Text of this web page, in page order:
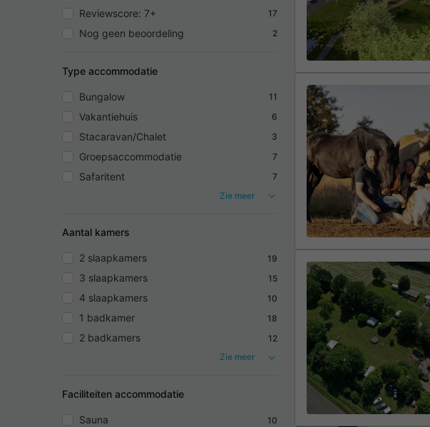
Reviewscore: 7+ 17
Nog geen beoordeling 2
Type accommodatie
Bungalow 11
Vakantiehuis 6
Stacaravan/Chalet 3
Groepsaccommodatie 7
Safaritent
7
Zie meer
Aantal kamers
2 slaapkamers 19
3 slaapkamers 15
4 slaapkamers 10
1 badkamer 18
2 badkamers
12
Zie meer
Faciliteiten accommodatie
Sauna 10